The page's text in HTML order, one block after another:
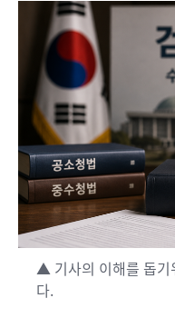
▲ 기사의 이해를 돕기
다.